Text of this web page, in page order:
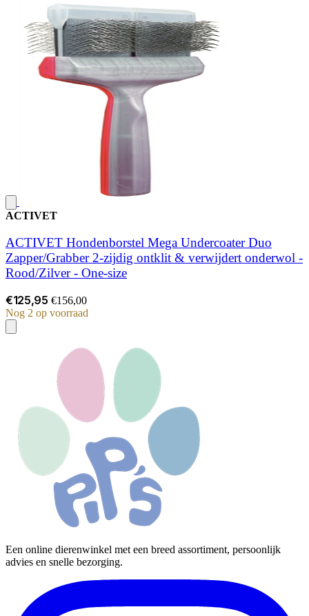
ACTIVET
ACTIVET Hondenborstel Mega Undercoater Duo
Zapper/Grabber 2-zijdig ontklit & verwijdert onderwol -
Rood/Zilver - One-size
€125,95 €156,00
Nog 2 op voorraad
Een online dierenwinkel met een breed assortiment, persoonlijk
advies en snelle bezorging.